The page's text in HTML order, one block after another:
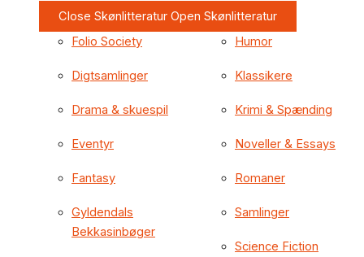
Close Skønlitteratur Open Skønlitteratur
Folio Society
Digtsamlinger
Drama & skuespil
Eventyr
Fantasy
Gyldendals
Bekkasinbøger
Humor
Klassikere
Krimi & Spænding
Noveller & Essays
Romaner
Samlinger
Science Fiction